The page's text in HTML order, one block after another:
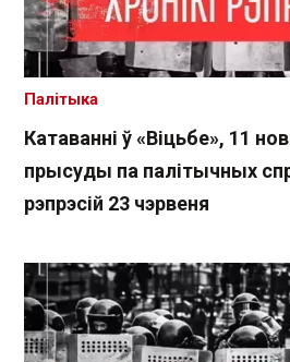
Катаванні ў «Віцьбе», 11
прысуды па палітычных
рэпрэсій 23 чэрвеня
Палітыка